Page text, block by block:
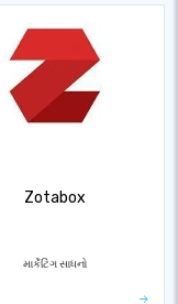
Zotabox
માર્કેટિંગ સાધનો